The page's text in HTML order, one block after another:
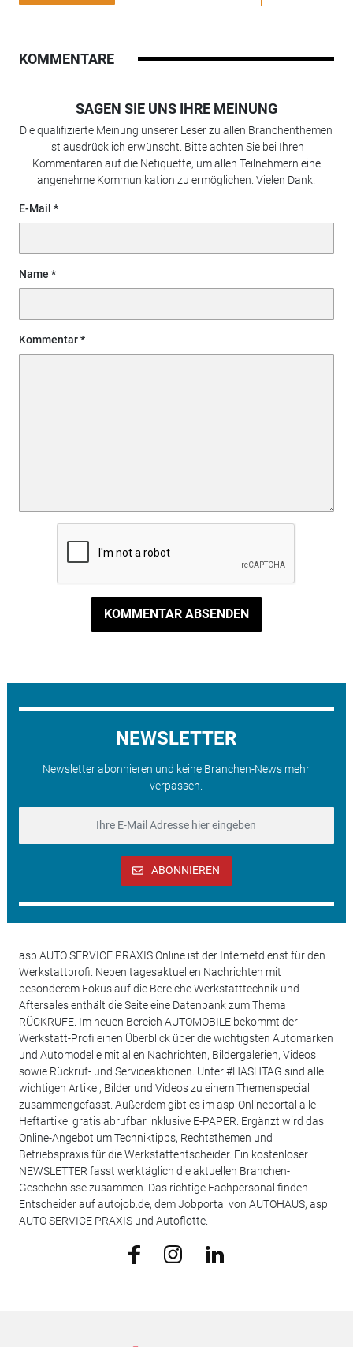
KOMMENTARE
SAGEN SIE UNS IHRE MEINUNG
Die qualifizierte Meinung unserer Leser zu allen Branchenthemen
ist ausdrücklich erwünscht. Bitte achten Sie bei Ihren
Kommentaren auf die Netiquette, um allen Teilnehmern eine
angenehme Kommunikation zu ermöglichen. Vielen Dank!
E-Mail
Name
Kommentar
KOMMENTAR ABSENDEN
NEWSLETTER
Newsletter abonnieren und keine Branchen-News mehr
verpassen.
ABONNIEREN
asp AUTO SERVICE PRAXIS Online ist der Internetdienst für den
Werkstattprofi. Neben tagesaktuellen Nachrichten mit
besonderem Fokus auf die Bereiche Werkstatttechnik und
Aftersales enthält die Seite eine Datenbank zum Thema
RÜCKRUFE. Im neuen Bereich AUTOMOBILE bekommt der
Werkstatt-Profi einen Überblick über die wichtigsten Automarken
und Automodelle mit allen Nachrichten, Bildergalerien, Videos
sowie Rückruf- und Serviceaktionen. Unter #HASHTAG sind alle
wichtigen Artikel, Bilder und Videos zu einem Themenspecial
zusammengefasst. Außerdem gibt es im asp-Onlineportal alle
Heftartikel gratis abrufbar inklusive E-PAPER. Ergänzt wird das
Online-Angebot um Techniktipps, Rechtsthemen und
Betriebspraxis für die Werkstattentscheider. Ein kostenloser
NEWSLETTER fasst werktäglich die aktuellen Branchen-
Geschehnisse zusammen. Das richtige Fachpersonal finden
Entscheider auf autojob.de, dem Jobportal von AUTOHAUS, asp
AUTO SERVICE PRAXIS und Autoflotte.